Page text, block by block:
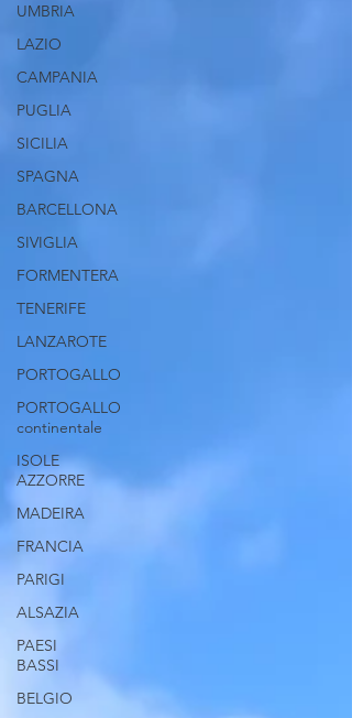
UMBRIA
LAZIO
CAMPANIA
PUGLIA
SICILIA
SPAGNA
BARCELLONA
SIVIGLIA
FORMENTERA
TENERIFE
LANZAROTE
PORTOGALLO
PORTOGALLO
continentale
ISOLE
AZZORRE
MADEIRA
FRANCIA
PARIGI
ALSAZIA
PAESI
BASSI
BELGIO